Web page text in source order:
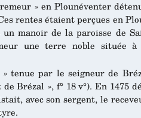
» en Plounéventer
Ces rentes étaient perçues en
un manoir de la paroisse de
une terre noble située
tenue par le seigneur de
Brézal », f° 18 v°). En 1475
avec son sergent, le